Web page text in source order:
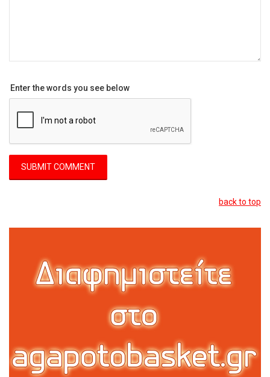
Enter the words you see below
back to top